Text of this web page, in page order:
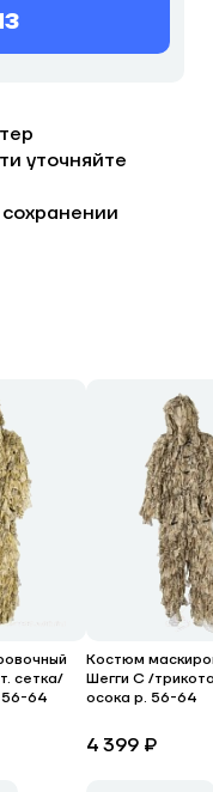
уточняйте
сетка/
56-64
Костюм
Шегги С /
осока р. 56-64
4 399 ₽